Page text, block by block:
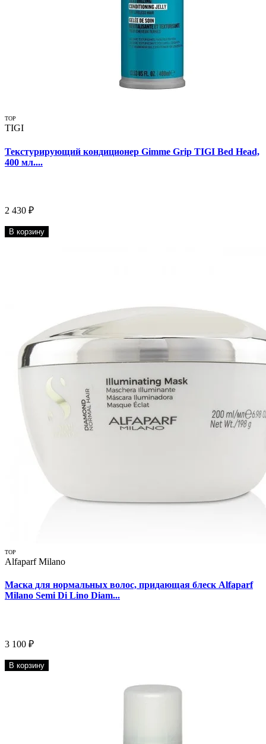
TOP
TIGI
Текстурирующий кондиционер Gimme Grip TIGI Bed Head,
400 мл....
2 430 ₽
В корзину
TOP
Alfaparf Milano
Маска для нормальных волос, придающая блеск Alfaparf
Milano Semi Di Lino Diam...
3 100 ₽
В корзину